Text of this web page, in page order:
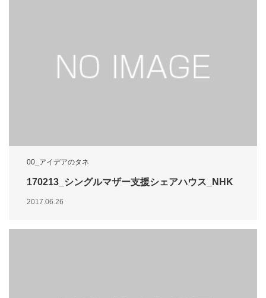
00_アイデアのタネ
170213_シングルマザー支援シェアハウス_NHK
2017.06.26